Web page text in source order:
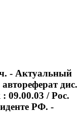
- Актуальный
дис.
09.00.03 / Рос.
РФ. -